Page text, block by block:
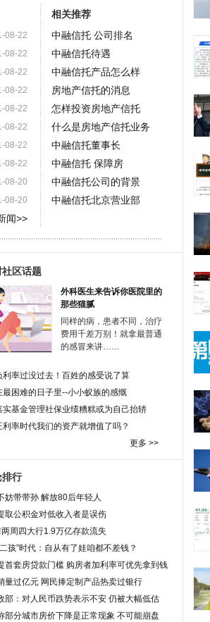
08-22
08-22
08-22
08-22
08-22
08-22
08-22
08-22
08-20
08-20
闻>>
相关推荐
中融信托 公司排名
中融信托待遇
中融信托产品怎么样
房地产信托的消息
怎样投资房地产信托
什么是房地产信托业务
中融信托董事长
中融信托 保障房
中融信托公司的背景
中融信托北京营业部
区话题
外科医生来告诉你医院里的
那些猫腻
同样的病，患者不同，治疗
费用千差万别！就拿最普通
的感冒来讲……
利率过没过去！百姓的感受说了算
最困难的日子里--小小蚁族的感慨
实基金管理社保业绩糟糕或为自己抬轿
利率时代我们的资产就增值了吗？
更多 >>
排行
妨带带孙 解放80后年轻人
取公积金对低收入者是误伤
周四大行1.9万亿存款流失
孩”时代：自从有了娃咱都不差钱？
首套房贷款门槛 购房者加利率可优先拿到钱
量过亿元 网民捧定制产品热卖过银行
部：对人民币跌势表示不安 仍被大幅低估
部分城市房价下降是正常现象 不可能崩盘